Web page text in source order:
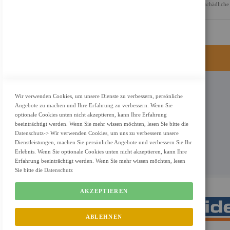
Funktionen sorgen für ein angenehmes Seherlebnis, indem sie
KONTAKT
Adresse: Zimbelstrasse 26/13127 Berlin
Berlin, Deutschland
Email: info@f-m-shop.de
Wir verwenden Cookies, um unsere Dienste zu verbessern, persönliche
Angebote zu machen und Ihre Erfahrung zu verbessern. Wenn Sie
optionale Cookies unten nicht akzeptieren, kann Ihre Erfahrung
beeinträchtigt werden. Wenn Sie mehr wissen möchten, lesen Sie bitte die
Datenschutz-> Wir verwenden Cookies, um uns zu verbessern unsere
Dienstleistungen, machen Sie persönliche Angebote und verbessern Sie Ihr
Erlebnis. Wenn Sie optionale Cookies unten nicht akzeptieren, kann Ihre
Erfahrung beeinträchtigt werden. Wenn Sie mehr wissen möchten, lesen
Sie bitte die Datenschutz
AKZEPTIEREN
ABLEHNEN